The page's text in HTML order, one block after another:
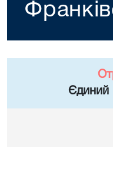
Єдиний